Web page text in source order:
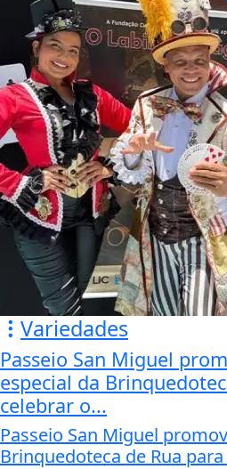
Variedades
Passeio San Miguel
especial da
celebrar o...
Passeio San Miguel
Brinquedoteca de Rua